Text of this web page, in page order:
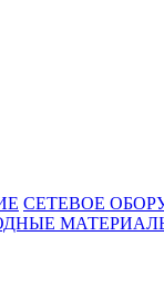
СЕТЕВОЕ